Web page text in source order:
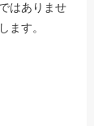
はありませ
ます。